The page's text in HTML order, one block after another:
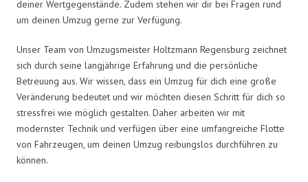
deiner Wertgegenstände. Zudem stehen wir dir bei Fragen rund
um deinen Umzug gerne zur Verfügung.
Unser Team von Umzugsmeister Holtzmann Regensburg zeichnet
sich durch seine langjährige Erfahrung und die persönliche
Betreuung aus. Wir wissen, dass ein Umzug für dich eine große
Veränderung bedeutet und wir möchten diesen Schritt für dich so
stressfrei wie möglich gestalten. Daher arbeiten wir mit
modernster Technik und verfügen über eine umfangreiche Flotte
von Fahrzeugen, um deinen Umzug reibungslos durchführen zu
können.